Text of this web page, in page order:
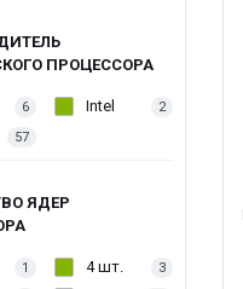
ПРОЦЕССОРА
6 Intel 2
57
ЯДЕР
1 4 шт. 3